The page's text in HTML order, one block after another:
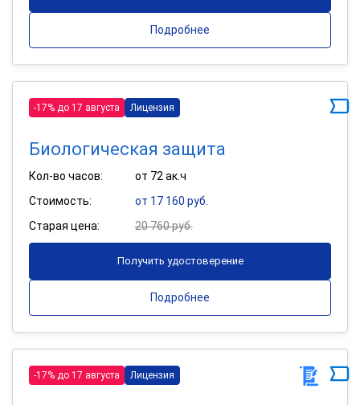
Подробнее
-17% до 17 августа Лицензия
Биологическая защита
Кол-во часов:
от 72 ак.ч
Стоимость:
от 17 160 руб.
Старая цена:
20 760 руб.
Получить удостоверение
Подробнее
-17% до 17 августа Лицензия